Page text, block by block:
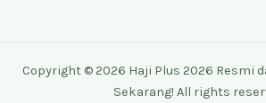
Copyright © 2026 Haji Plus 2026 Resmi
Sekarang! All rights